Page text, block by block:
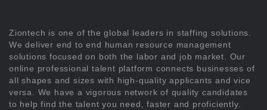
Ziontech is one of the global leaders in staffing solutions.
We deliver end to end human resource management
solutions focused on both the labor and job market. Our
online professional talent platform connects businesses of
all shapes and sizes with high-quality applicants and vice
versa. We have a vigorous network of quality candidates
to help find the talent you need, faster and proficiently.